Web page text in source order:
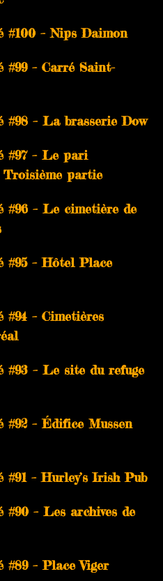
#100 – Nips Daimon
#99 – Carré Saint-
– La brasserie Dow
#97 – Le pari
partie
#96 – Le cimetière de
#95 – Hôtel Place
– Cimetières
#93 – Le site du refuge
– Édifice Mussen
– Hurley’s Irish Pub
– Les archives de
– Place Viger